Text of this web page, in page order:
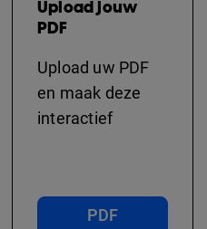
Upload jouw
PDF
Upload uw PDF
en maak deze
interactief
PDF